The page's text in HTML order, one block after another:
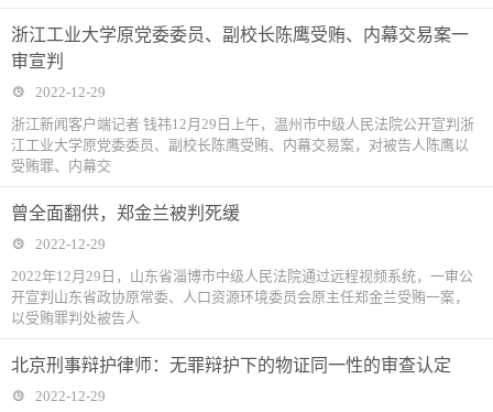
浙江工业大学原党委委员、副校长陈鹰受贿、内幕交易案一
审宣判
2022-12-29
浙江新闻客户端记者 钱祎12月29日上午，温州市中级人民法院公开宣判浙
江工业大学原党委委员、副校长陈鹰受贿、内幕交易案，对被告人陈鹰以
受贿罪、内幕交
曾全面翻供，郑金兰被判死缓
2022-12-29
2022年12月29日，山东省淄博市中级人民法院通过远程视频系统，一审公
开宣判山东省政协原常委、人口资源环境委员会原主任郑金兰受贿一案，
以受贿罪判处被告人
北京刑事辩护律师：无罪辩护下的物证同一性的审查认定
2022-12-29